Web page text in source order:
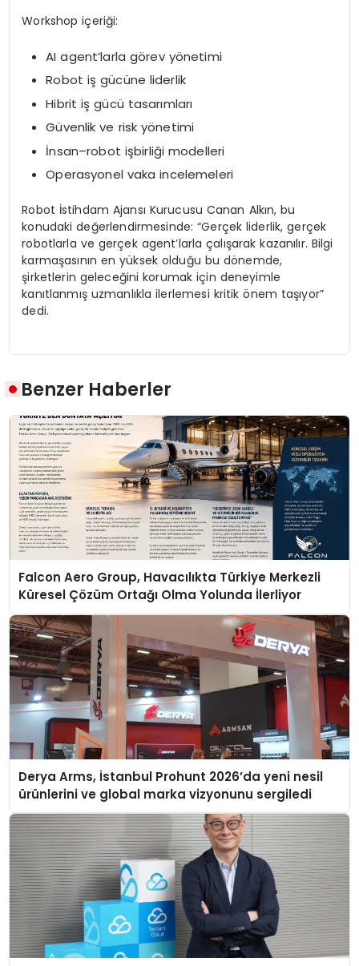
Workshop içeriği:
AI agent’larla görev yönetimi
Robot iş gücüne liderlik
Hibrit iş gücü tasarımları
Güvenlik ve risk yönetimi
İnsan–robot işbirliği modelleri
Operasyonel vaka incelemeleri
Robot İstihdam Ajansı Kurucusu Canan Alkın, bu
konudaki değerlendirmesinde: “Gerçek liderlik, gerçek
robotlarla ve gerçek agent’larla çalışarak kazanılır. Bilgi
karmaşasının en yüksek olduğu bu dönemde,
şirketlerin geleceğini korumak için deneyimle
kanıtlanmış uzmanlıkla ilerlemesi kritik önem taşıyor”
dedi.
Benzer Haberler
Falcon Aero Group, Havacılıkta Türkiye Merkezli
Küresel Çözüm Ortağı Olma Yolunda İlerliyor
Derya Arms, İstanbul Prohunt 2026’da yeni nesil
ürünlerini ve global marka vizyonunu sergiledi